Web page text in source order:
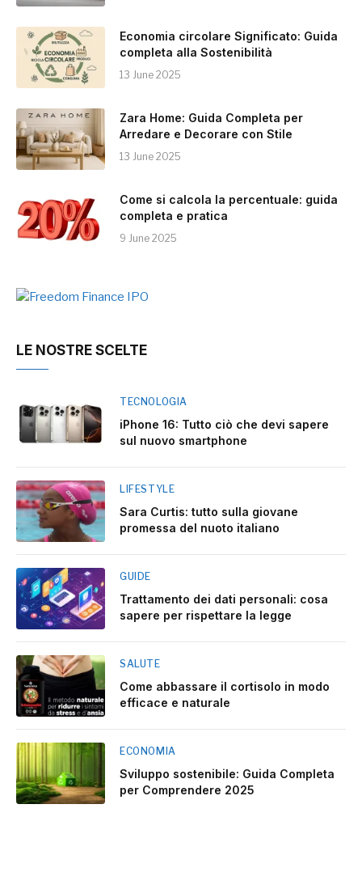
Economia circolare Significato: Guida
completa alla Sostenibilità
13 June 2025
Zara Home: Guida Completa per
Arredare e Decorare con Stile
13 June 2025
Come si calcola la percentuale: guida
completa e pratica
9 June 2025
LE NOSTRE SCELTE
TECNOLOGIA
iPhone 16: Tutto ciò che devi sapere
sul nuovo smartphone
LIFESTYLE
Sara Curtis: tutto sulla giovane
promessa del nuoto italiano
GUIDE
Trattamento dei dati personali: cosa
sapere per rispettare la legge
SALUTE
Come abbassare il cortisolo in modo
efficace e naturale
ECONOMIA
Sviluppo sostenibile: Guida Completa
per Comprendere 2025